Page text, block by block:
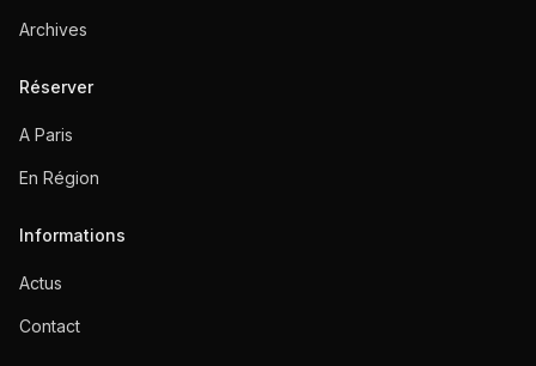
Archives
Réserver
A Paris
En Région
Informations
Actus
Contact